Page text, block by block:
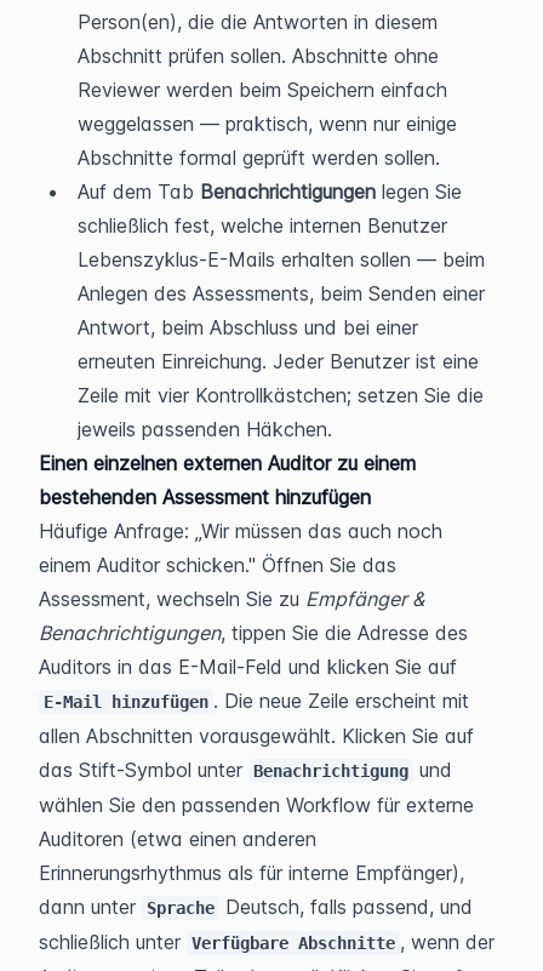
Person(en), die die Antworten in diesem
Abschnitt prüfen sollen. Abschnitte ohne
Reviewer werden beim Speichern einfach
weggelassen — praktisch, wenn nur einige
Abschnitte formal geprüft werden sollen.
Auf dem Tab Benachrichtigungen legen Sie
schließlich fest, welche internen Benutzer
Lebenszyklus-E-Mails erhalten sollen — beim
Anlegen des Assessments, beim Senden einer
Antwort, beim Abschluss und bei einer
erneuten Einreichung. Jeder Benutzer ist eine
Zeile mit vier Kontrollkästchen; setzen Sie die
jeweils passenden Häkchen.
Einen einzelnen externen Auditor zu einem
bestehenden Assessment hinzufügen
Häufige Anfrage: „Wir müssen das auch noch
einem Auditor schicken." Öffnen Sie das
Assessment, wechseln Sie zu Empfänger &
Benachrichtigungen, tippen Sie die Adresse des
E-Mail hinzufügen . Die neue Zeile erscheint mit
allen Abschnitten vorausgewählt. Klicken Sie auf
das Stift-Symbol unter Benachrichtigung und
wählen Sie den passenden Workflow für externe
Auditoren (etwa einen anderen
Erinnerungsrhythmus als für interne Empfänger),
dann unter
Sprache
Deutsch, falls passend, und
schließlich unter Verfügbare Abschnitte , wenn der